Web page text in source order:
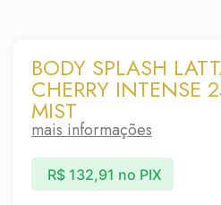
BODY SPLASH
CHERRY INTENSE
MIST
mais informações
R$132,91 no PIX